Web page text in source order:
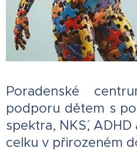
Poradenské
podporu dětem s
spektra, NKS´,
celku v přirozeném